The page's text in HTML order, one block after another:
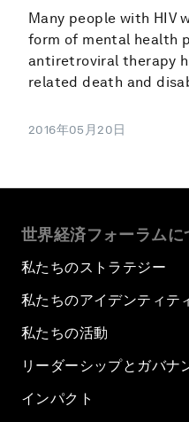
Many people with HIV
form of mental health
antiretroviral therapy
related death and
2016年05月20日
世界経済フォーラムに
私たちのストラテジー
私たちのアイデンティテ
私たちの活動
リーダーシップとガバナ
インパクト